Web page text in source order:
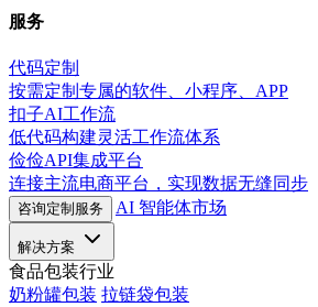
服务
代码定制
按需定制专属的软件、小程序、APP
扣子AI工作流
低代码构建灵活工作流体系
俭俭API集成平台
连接主流电商平台，实现数据无缝同步
咨询定制服务 AI 智能体市场
解决方案
食品包装行业
奶粉罐包装 拉链袋包装